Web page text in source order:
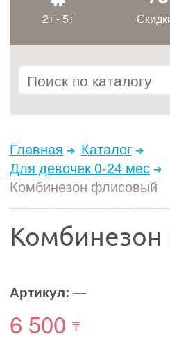
2т - 5т
Главная
Каталог
Для девочек 0-24 мес
Комбинезон флисовый
Артикул: —
6 500